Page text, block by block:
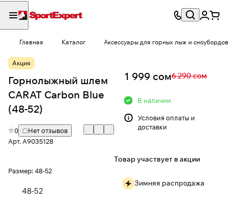
Главная Каталог Аксессуары для горных лыж и сноубордов
Акция
Горнолыжный шлем
CARAT Carbon Blue
(48-52)
0
Нет отзывов
Арт. A9035128
Размер:48-52
48-52
1 999 сом6 290 сом
В наличии
Условия оплаты и
доставки
Товар участвует в акции
Зимняя распродажа